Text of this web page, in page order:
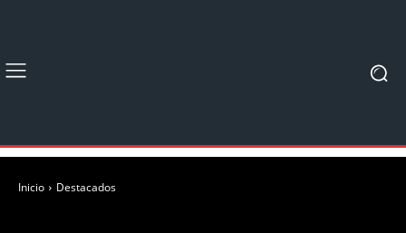
Inicio Destacados